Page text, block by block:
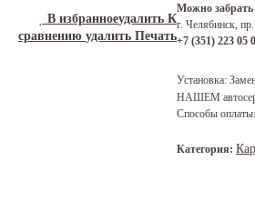
В избранноеудалить К
сравнению удалить Печать
Можно забрать
г. Челябинск,
+7 (351) 223 05
Установка:
НАШЕМ
Способы оплаты:
Категория: